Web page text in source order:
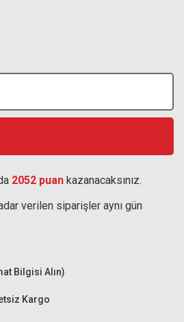
2052 puan kazanacaksınız.
verilen siparişler aynı gün
Kargo
Bilgisi Alın)